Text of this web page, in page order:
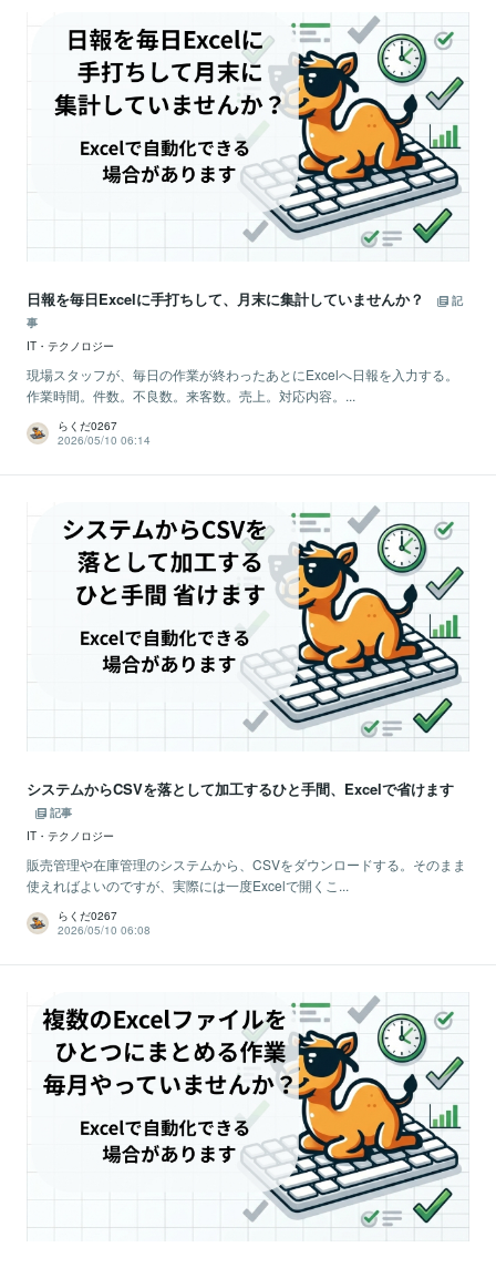
日報を毎日Excelに手打ちして、月末に集計していませんか？
記
事
IT・テクノロジー
現場スタッフが、毎日の作業が終わったあとにExcelへ日報を入力する。
作業時間。件数。不良数。来客数。売上。対応内容。...
らくだ0267
2026/05/10 06:14
システムからCSVを落として加工するひと手間、Excelで省けます
記事
IT・テクノロジー
販売管理や在庫管理のシステムから、CSVをダウンロードする。そのまま
使えればよいのですが、実際には一度Excelで開くこ...
らくだ0267
2026/05/10 06:08